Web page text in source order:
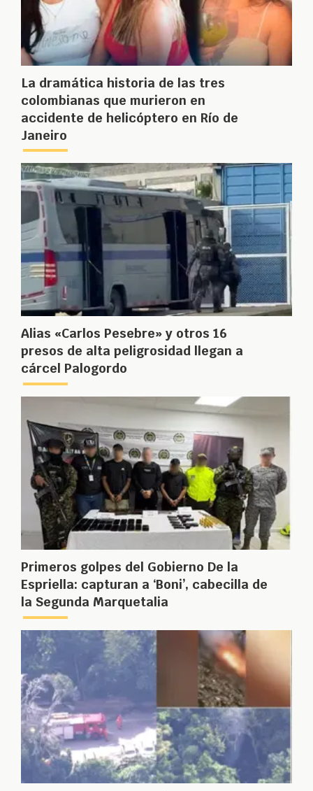
La dramática historia de las tres
colombianas que murieron en
accidente de helicóptero en Río de
Janeiro
Alias «Carlos Pesebre» y otros 16
presos de alta peligrosidad llegan a
cárcel Palogordo
Primeros golpes del Gobierno De la
Espriella: capturan a ‘Boni’, cabecilla de
la Segunda Marquetalia